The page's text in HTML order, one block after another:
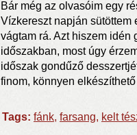
Bár még az olvasóim egy
Vízkereszt napján sütöttem
vágtam rá. Azt hiszem idén
időszakban, most úgy
időszak gondűző
finom, könnyen
Tags: fánk, farsang, kelt